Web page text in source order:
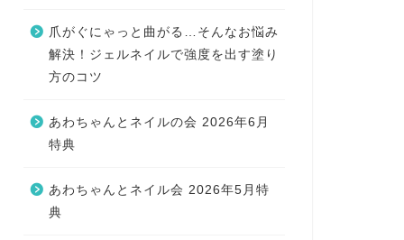
爪がぐにゃっと曲がる…そんなお悩み
解決！ジェルネイルで強度を出す塗り
方のコツ
あわちゃんとネイルの会 2026年6月
特典
あわちゃんとネイル会 2026年5月特
典